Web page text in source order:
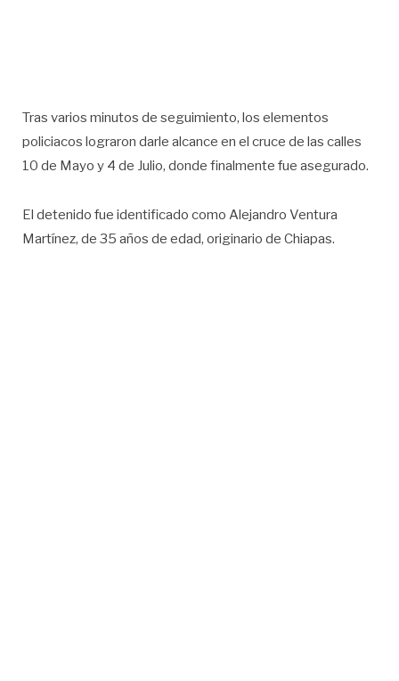
Tras varios minutos de seguimiento, los elementos
policiacos lograron darle alcance en el cruce de las calles
10 de Mayo y 4 de Julio, donde finalmente fue asegurado.
El detenido fue identificado como Alejandro Ventura
Martínez, de 35 años de edad, originario de Chiapas.